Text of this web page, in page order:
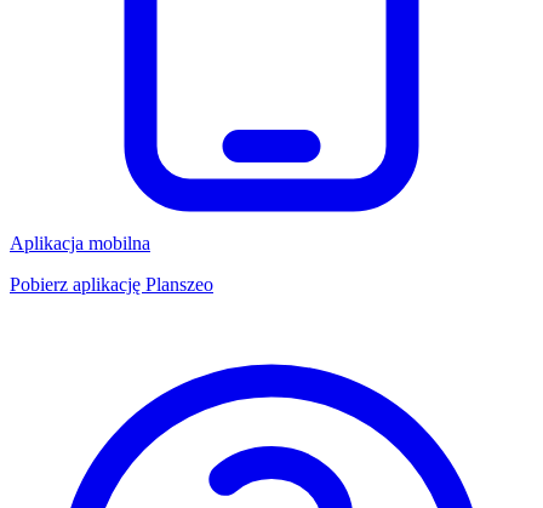
Aplikacja mobilna
Pobierz aplikację Planszeo